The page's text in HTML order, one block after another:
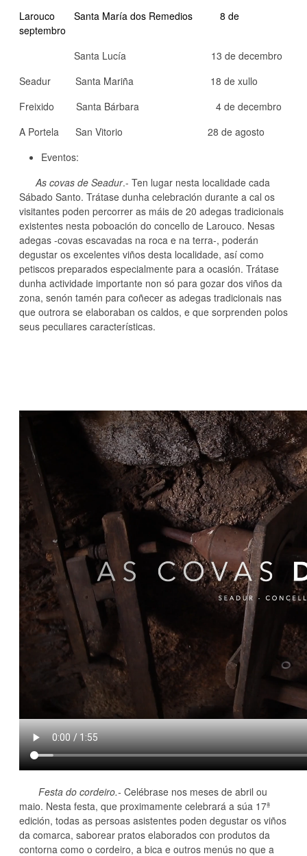
Larouco Santa María dos Remedios 8 de
septembro
Santa Lucía 13 de decembro
Seadur Santa Mariña 18 de xullo
Freixido Santa Bárbara 4 de decembro
A Portela San Vitorio 28 de agosto
Eventos:
As covas de Seadur.- Ten lugar nesta localidade cada
Sábado Santo. Trátase dunha celebración durante a cal os
visitantes poden percorrer as máis de 20 adegas tradicionais
existentes nesta poboación do concello de Larouco. Nesas
adegas -covas escavadas na roca e na terra-, poderán
degustar os excelentes viños desta localidade, así como
petiscos preparados especialmente para a ocasión. Trátase
dunha actividade importante non só para gozar dos viños da
zona, senón tamén para coñecer as adegas tradicionais nas
que outrora se elaboraban os caldos, e que sorprenden polos
seus peculiares características.
Festa do cordeiro.- Celébrase nos meses de abril ou
maio. Nesta festa, que proximamente celebrará a súa 17ª
edición, todas as persoas asistentes poden degustar os viños
da comarca, saborear pratos elaborados con produtos da
contorna como o cordeiro, a bica e outros menús no que a